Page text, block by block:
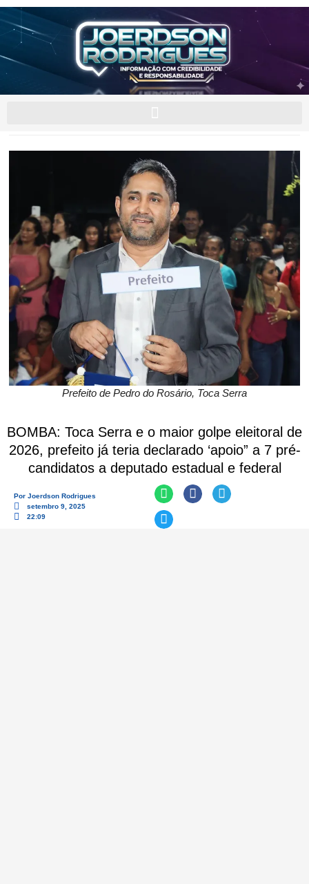
Prefeito de Pedro do Rosário, Toca Serra
BOMBA: Toca Serra e o maior golpe eleitoral de
2026, prefeito já teria declarado ‘apoio” a 7 pré-
candidatos a deputado estadual e federal
Por Joerdson Rodrigues
setembro 9, 2025
22:09